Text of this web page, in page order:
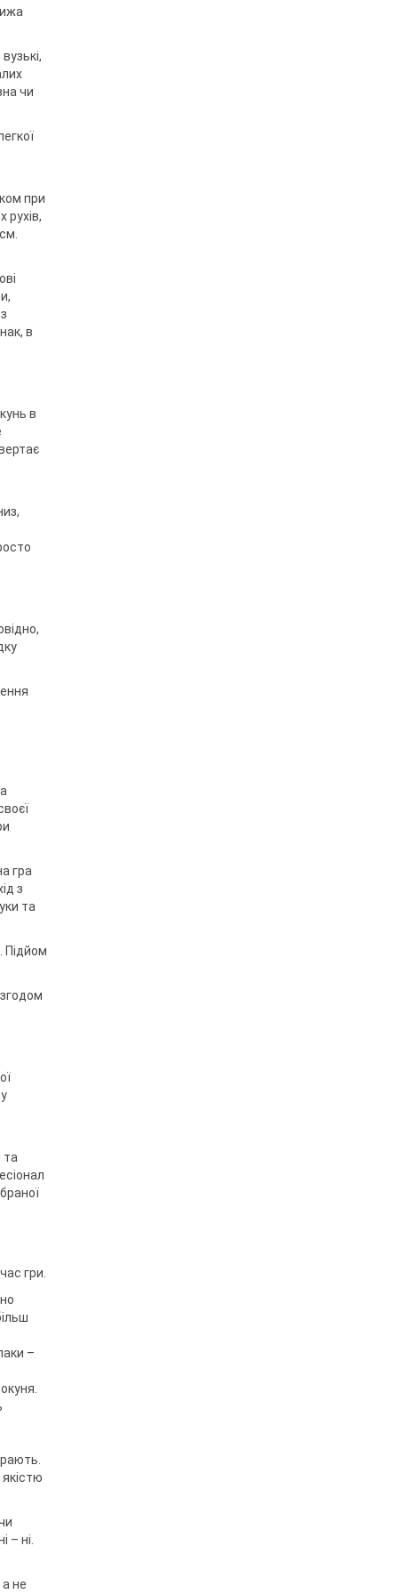
чи
при
рухів,
в
в
гра
з
та
Підйом
та
гри.
–
– ні.
не